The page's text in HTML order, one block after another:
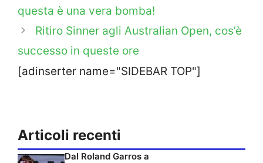
questa è una vera bomba!
Ritiro Sinner agli Australian Open, cos’è
successo in queste ore
[adinserter name="SIDEBAR TOP"]
Articoli recenti
Dal Roland Garros a